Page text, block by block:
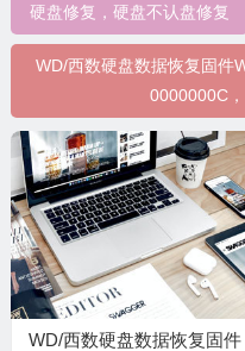
硬盘修复，硬盘不认盘修复
WD/西数硬盘数据恢复固件
0000000C
WD/西数硬盘数据恢复固件